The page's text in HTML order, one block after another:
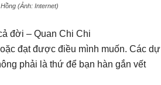
(Ảnh: Internet)
đời – Quan Chi Chi
đạt được điều mình muốn. Các dự
phải là thứ để bạn hàn gắn vết